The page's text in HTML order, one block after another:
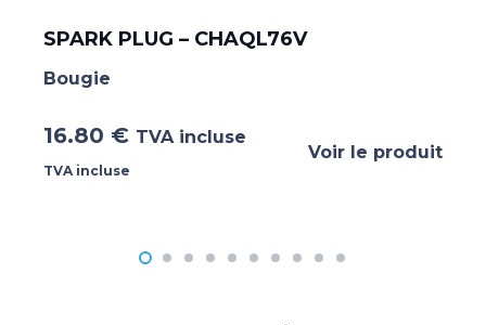
SPARK PLUG – CHAQL76V
Bougie
16.80 € TVA incluse
TVA incluse
Voir le produit